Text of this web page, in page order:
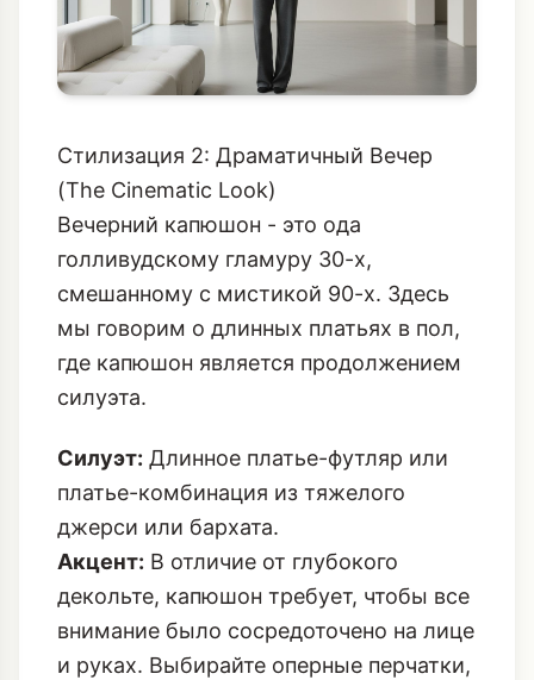
Стилизация 2: Драматичный Вечер
(The Cinematic Look)
Вечерний капюшон - это ода
голливудскому гламуру 30-х,
смешанному с мистикой 90-х. Здесь
мы говорим о длинных платьях в пол,
где капюшон является продолжением
силуэта.
Силуэт: Длинное платье-футляр или
платье-комбинация из тяжелого
джерси или бархата.
Акцент: В отличие от глубокого
декольте, капюшон требует, чтобы все
внимание было сосредоточено на лице
и руках. Выбирайте оперные перчатки,